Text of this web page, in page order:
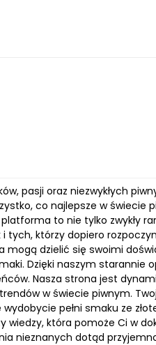
pasji oraz niezwykłych
co najlepsze w
to nie tylko zwykły
tych, którzy dopiero
mogą dzielić się swoimi
Dzięki naszym
Nasza strona jest
w świecie piwnym.
wydobycie pełni smaku ze
wiedzy, która pomoże Ci w
nieznanych dotąd